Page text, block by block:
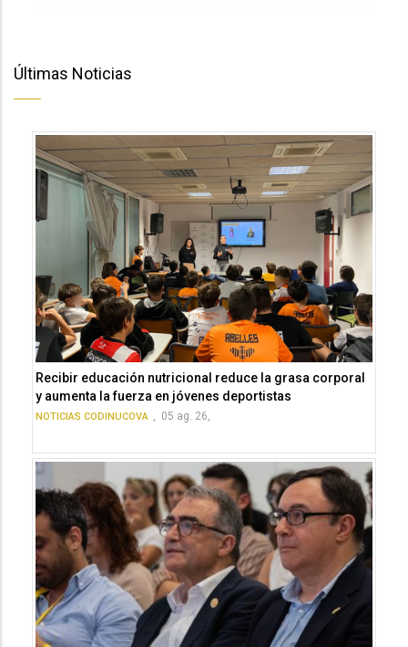
Últimas Noticias
Recibir educación nutricional reduce la grasa corporal
y aumenta la fuerza en jóvenes deportistas
NOTICIAS CODINUCOVA 05 ag. 26,